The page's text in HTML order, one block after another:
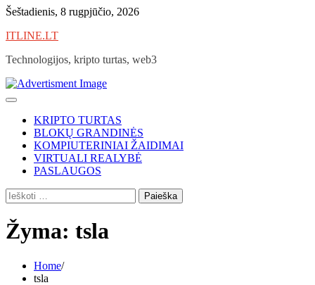
Skip
content
Šeštadienis, 8 rugpjūčio, 2026
ITLINE.LT
Technologijos, kripto turtas, web3
KRIPTO TURTAS
BLOKŲ GRANDINĖS
KOMPIUTERINIAI ŽAIDIMAI
VIRTUALI REALYBĖ
PASLAUGOS
Ieškoti:
Žyma: tsla
Home
tsla